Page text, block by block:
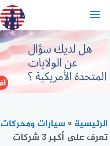
الرئيسية » سيارات ومحركات
تعرف على أكبر 3 شركات